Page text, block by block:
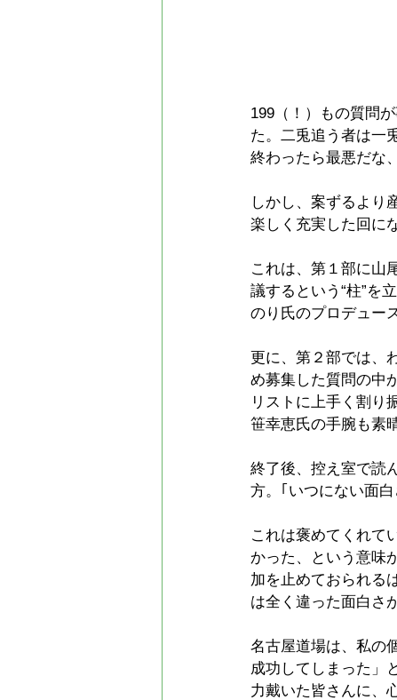
199（！）もの質問
た。二兎追う者は一
終わったら最悪だな
しかし、案ずるより
楽しく充実した回に
これは、第１部に山
議するという“柱”を
のり氏のプロデュー
更に、第２部では、
め募集した質問の中
リストに上手く割り
笹幸恵氏の手腕も素
終了後、控え室で読
方。｢いつにない面白
これは褒めてくれて
かった、という意味
加を止めておられる
は全く違った面白さ
名古屋道場は、私の
成功してしまった」
力戴いた皆さんに、